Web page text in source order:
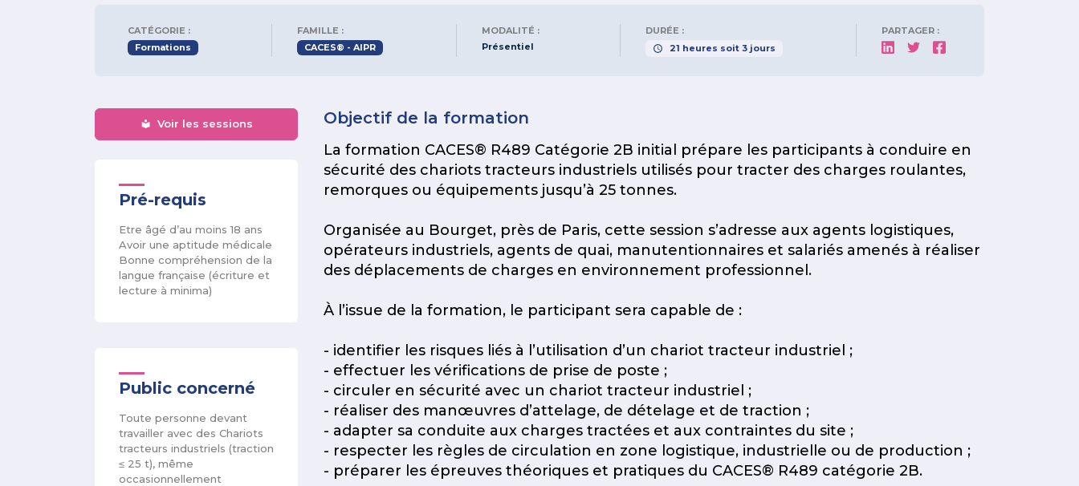
CATÉGORIE :
Formations
FAMILLE :
CACES® - AIPR
MODALITÉ :
Présentiel
DURÉE :
21 heures soit 3 jours
PARTAGER :
Voir les sessions
Pré-requis
Etre âgé d’au moins 18 ans
Avoir une aptitude médicale
Bonne compréhension de la
langue française (écriture et
lecture à minima)
Public concerné
Toute personne devant
travailler avec des Chariots
tracteurs industriels (traction
≤ 25 t), même
occasionnellement
Objectif de la formation
La formation CACES® R489 Catégorie 2B initial prépare les participants à conduire en
sécurité des chariots tracteurs industriels utilisés pour tracter des charges roulantes,
remorques ou équipements jusqu’à 25 tonnes.
Organisée au Bourget, près de Paris, cette session s’adresse aux agents logistiques,
opérateurs industriels, agents de quai, manutentionnaires et salariés amenés à réaliser
des déplacements de charges en environnement professionnel.
À l’issue de la formation, le participant sera capable de :
- identifier les risques liés à l’utilisation d’un chariot tracteur industriel ;
- effectuer les vérifications de prise de poste ;
- circuler en sécurité avec un chariot tracteur industriel ;
- réaliser des manœuvres d’attelage, de dételage et de traction ;
- adapter sa conduite aux charges tractées et aux contraintes du site ;
- respecter les règles de circulation en zone logistique, industrielle ou de production ;
- préparer les épreuves théoriques et pratiques du CACES® R489 catégorie 2B.